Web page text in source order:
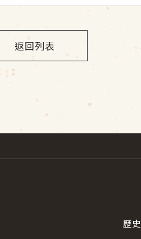
返回列表
歷